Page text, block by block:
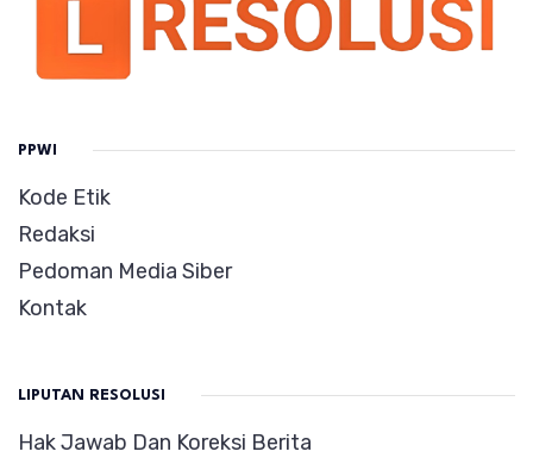
PPWI
Kode Etik
Redaksi
Pedoman Media Siber
Kontak
LIPUTAN RESOLUSI
Hak Jawab Dan Koreksi Berita